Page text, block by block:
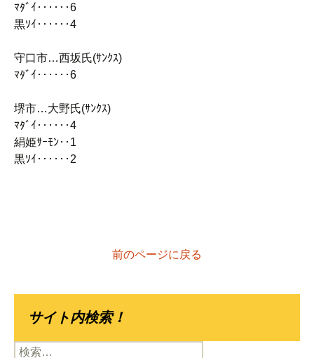
ﾏﾀﾞｲ‥‥‥6
黒ｿｲ‥‥‥4
守口市…西坂氏(ｻﾝｸｽ)
ﾏﾀﾞｲ‥‥‥6
堺市…大野氏(ｻﾝｸｽ)
ﾏﾀﾞｲ‥‥‥4
絹姫ｻｰﾓﾝ‥1
黒ｿｲ‥‥‥2
前のページに戻る
サイト内検索！
検